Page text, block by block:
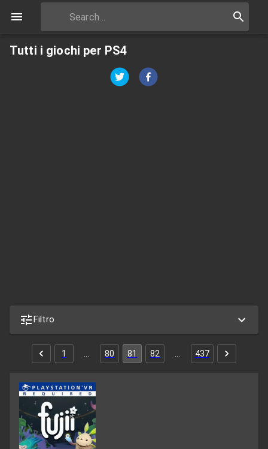
Tutti i giochi per PS4
Filtro
1 80 81 82 437